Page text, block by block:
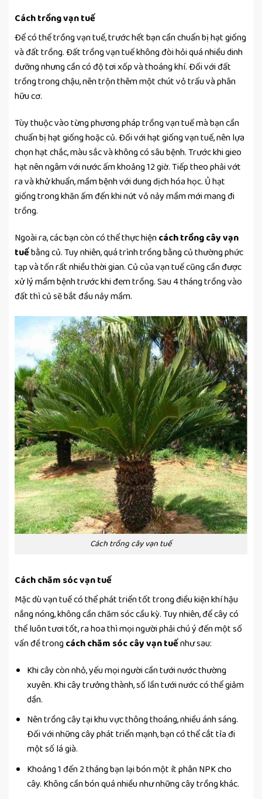
Cách trồng vạn tuế
Để có thể trồng vạn tuế, trước hết bạn cần chuẩn bị hạt giống
và đất trồng. Đất trồng vạn tuế không đòi hỏi quá nhiều dinh
dưỡng nhưng cần có độ tơi xốp và thoáng khí. Đối với đất
trồng trong chậu, nên trộn thêm một chút vỏ trấu và phân
hữu cơ.
Tùy thuộc vào từng phương pháp trồng vạn tuế mà bạn cần
chuẩn bị hạt giống hoặc củ. Đối với hạt giống vạn tuế, nên lựa
chọn hạt chắc, màu sắc và không có sâu bệnh. Trước khi gieo
hạt nên ngâm với nước ấm khoảng 12 giờ. Tiếp theo phải vớt
ra và khử khuẩn, mầm bệnh với dung dịch hóa học. Ủ hạt
giống trong khăn ấm đến khi nứt vỏ nảy mầm mới mang đi
trồng.
Ngoài ra, các bạn còn có thể thực hiệncách trồng cây vạn
tuếbằng củ. Tuy nhiên, quá trình trồng bằng củ thường phức
tạp và tốn rất nhiều thời gian. Củ của vạn tuế cũng cần được
xử lý mầm bệnh trước khi đem trồng. Sau 4 tháng trồng vào
đất thì củ sẽ bắt đầu nảy mầm.
Cách trồng cây vạn tuế
Cách chăm sóc vạn tuế
Mặc dù vạn tuế có thể phát triển tốt trong điều kiện khí hậu
nắng nóng, không cần chăm sóc cầu kỳ. Tuy nhiên, để cây có
thể luôn tươi tốt, ra hoa thì mọi người phải chú ý đến một số
vấn đề trongcách chăm sóc cây vạn tuếnhư sau:
Khi cây còn nhỏ, yếu mọi người cần tưới nước thường
xuyên. Khi cây trưởng thành, số lần tưới nước có thể giảm
dần.
Nên trồng cây tại khu vực thông thoáng, nhiều ánh sáng.
Đối với những cây phát triển mạnh, bạn có thể cắt tỉa đi
một số lá già.
Khoảng 1 đến 2 tháng bạn lại bón một ít phân NPK cho
cây. Không cần bón quá nhiều như những cây trồng khác.